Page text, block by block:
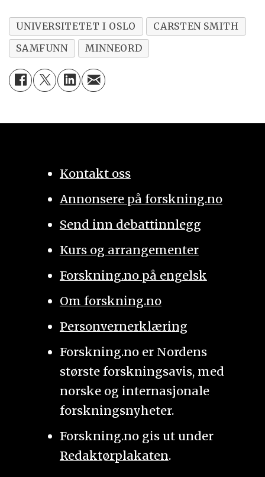
UNIVERSITETET I OSLO
CARSTEN SMITH
SAMFUNN
MINNEORD
Kontakt oss
Annonsere på forskning.no
Send inn debattinnlegg
Kurs og arrangementer
Forskning.no på engelsk
Om forskning.no
Personvernerklæring
Forskning.no er Nordens
største forskningsavis, med
norske og internasjonale
forskningsnyheter.
Forskning.no gis ut under
Redaktørplakaten.